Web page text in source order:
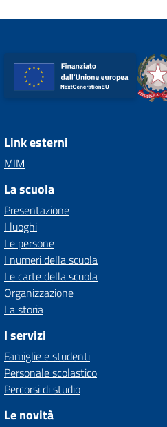
Link esterni
MIM
La scuola
Presentazione
I luoghi
Le persone
I numeri della scuola
Le carte della scuola
Organizzazione
La storia
I servizi
Famiglie e studenti
Personale scolastico
Percorsi di studio
Le novità